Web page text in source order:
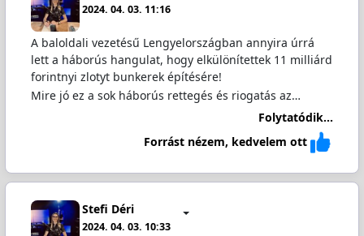
2024. 04. 03. 11:16
A baloldali vezetésű Lengyelországban annyira úrrá
lett a háborús hangulat, hogy elkülönítettek 11 milliárd
forintnyi zlotyt bunkerek építésére!
Mire jó ez a sok háborús rettegés és riogatás az…
Folytatódik...
Forrást nézem, kedvelem ott
Stefi Déri
2024. 04. 03. 10:33